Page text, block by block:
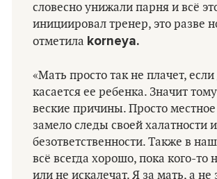
словесно унижали парня и всё
инициировал тренер, это разве
отметила korneya.
«Мать просто так не плачет,
касается ее ребенка. Значит
веские причины. Просто
замело следы своей халатности и
безответственности. Также в
всё всегда хорошо, пока кого-то
или не искалечат. Я за мать, а не